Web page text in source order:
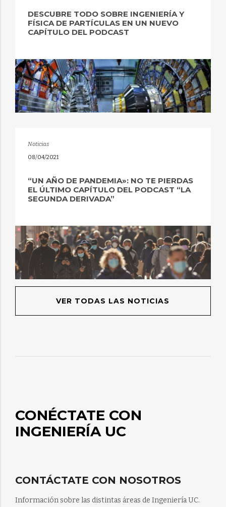
DESCUBRE TODO SOBRE INGENIERÍA Y
FÍSICA DE PARTÍCULAS EN UN NUEVO
CAPÍTULO DEL PODCAST
Noticias
08/04/2021
“UN AÑO DE PANDEMIA»: NO TE PIERDAS
EL ÚLTIMO CAPÍTULO DEL PODCAST “LA
SEGUNDA DERIVADA”
VER TODAS LAS NOTICIAS
CONÉCTATE CON
INGENIERÍA UC
CONTÁCTATE CON NOSOTROS
Información sobre las distintas áreas de Ingeniería UC.